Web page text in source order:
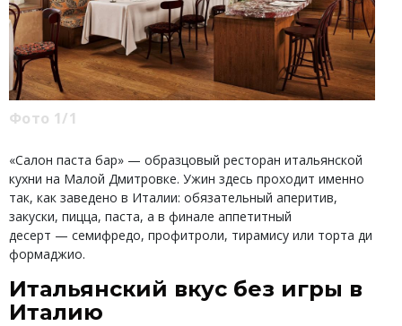
Фото 1/1
«Салон паста бар» — образцовый ресторан итальянской
кухни на Малой Дмитровке. Ужин здесь проходит именно
так, как заведено в Италии: обязательный аперитив,
закуски, пицца, паста, а в финале аппетитный
десерт — семифредо, профитроли, тирамису или торта ди
формаджио.
Итальянский вкус без игры в
Италию